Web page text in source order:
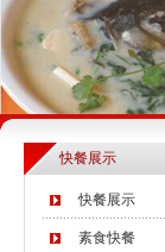
快餐展示
快餐展示
素食快餐